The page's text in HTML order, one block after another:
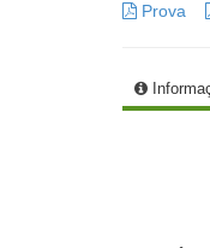
Prova